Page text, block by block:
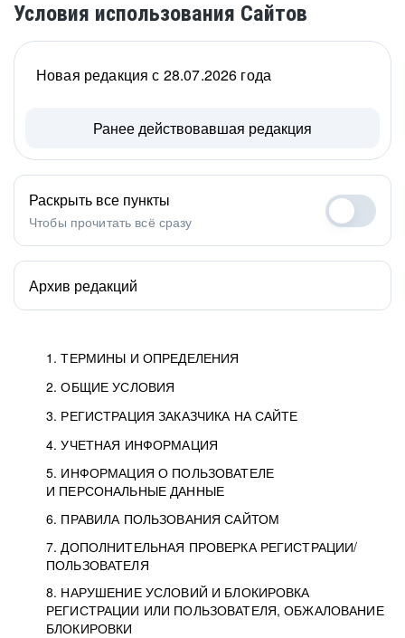
Условия использования Сайтов
1. ТЕРМИНЫ И ОПРЕДЕЛЕНИЯ
2. ОБЩИЕ УСЛОВИЯ
3. РЕГИСТРАЦИЯ ЗАКАЗЧИКА НА САЙТЕ
4. УЧЕТНАЯ ИНФОРМАЦИЯ
5. ИНФОРМАЦИЯ О ПОЛЬЗОВАТЕЛЕ
И ПЕРСОНАЛЬНЫЕ ДАННЫЕ
6. ПРАВИЛА ПОЛЬЗОВАНИЯ САЙТОМ
7. ДОПОЛНИТЕЛЬНАЯ ПРОВЕРКА РЕГИСТРАЦИИ/
ПОЛЬЗОВАТЕЛЯ
8. НАРУШЕНИЕ УСЛОВИЙ И БЛОКИРОВКА
РЕГИСТРАЦИИ ИЛИ ПОЛЬЗОВАТЕЛЯ, ОБЖАЛОВАНИЕ
БЛОКИРОВКИ
Новая редакция с 28.07.2026 года
Ранее действовавшая редакция
Раскрыть все пункты
Чтобы прочитать всё сразу
Архив редакций